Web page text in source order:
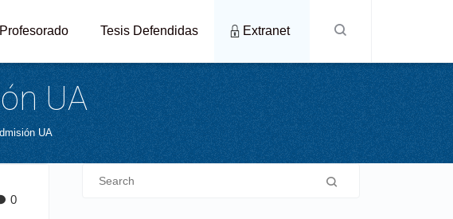
Profesorado Tesis Defendidas Extranet
UA
UA
0